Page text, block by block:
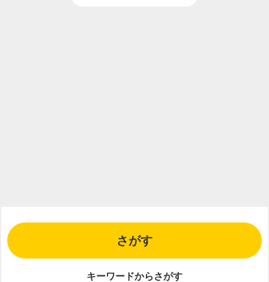
さがす
キーワードからさがす